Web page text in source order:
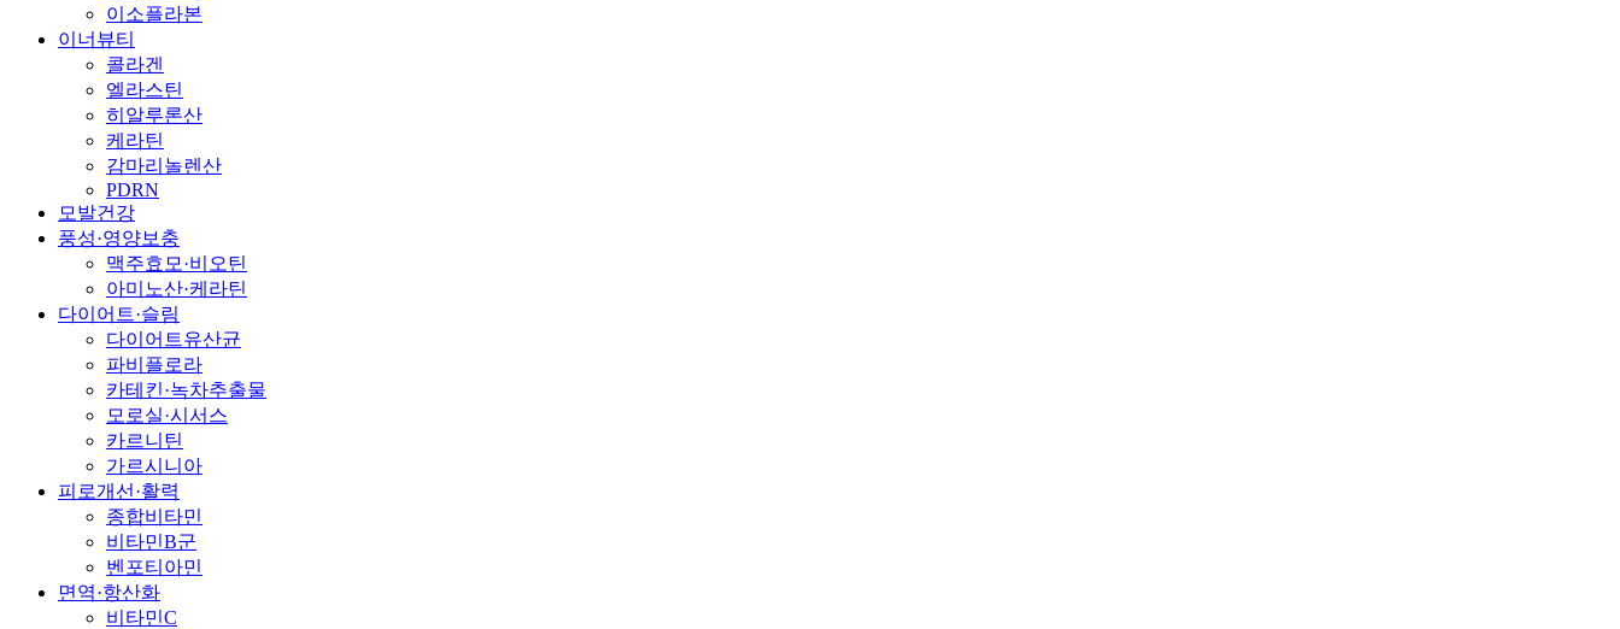
이소플라본
이너뷰티
콜라겐
엘라스틴
히알루론산
케라틴
감마리놀렌산
PDRN
모발건강
풍성·영양보충
맥주효모·비오틴
아미노산·케라틴
다이어트·슬림
다이어트유산균
파비플로라
카테킨·녹차추출물
모로실·시서스
카르니틴
가르시니아
피로개선·활력
종합비타민
비타민B군
벤포티아민
면역·항산화
비타민C